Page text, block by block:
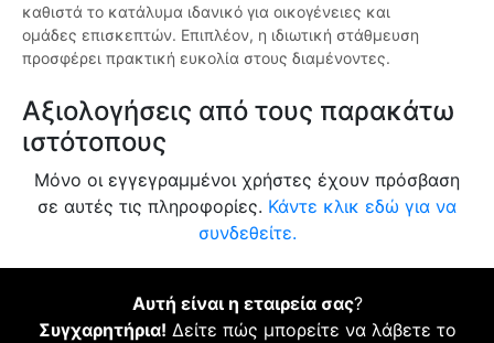
καθιστά το κατάλυμα ιδανικό για οικογένειες και
ομάδες επισκεπτών. Επιπλέον, η ιδιωτική στάθμευση
προσφέρει πρακτική ευκολία στους διαμένοντες.
Αξιολογήσεις από τους παρακάτω
ιστότοπους
Μόνο οι εγγεγραμμένοι χρήστες έχουν πρόσβαση
σε αυτές τις πληροφορίες. Κάντε κλικ εδώ για να
συνδεθείτε.
Αυτή είναι η εταιρεία σας?
Συγχαρητήρια! Δείτε πώς μπορείτε να λάβετε το